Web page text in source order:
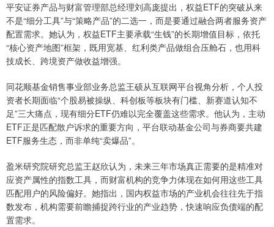
平安证券产品与财富管理部总经理刘高庞提出，权益ETF的突破从来
不是“细分工具”与“策略产品”的二选一，而是要通过融合两者服务资产
配置需求。她认为，权益ETF主要承载“生钱”的长期增值目标，依托
“核心资产地图”框架，既用宽基、红利类产品做组合压舱石，也用科
技成长、跨境资产做收益增强。
同花顺基金销售事业部业务总监王硕从互联网平台视角分析，个人投
资者长期面临“个股易被操纵、科创板等板块有门槛、新赛道认知不
足”三大痛点，现有细分ETF仍难以完全覆盖这些需求。他认为，主动
ETF正是匹配散户诉求的重要方向，平台联动基金公司与券商要共建
ETF服务生态，而非单纯“卖爆品”。
盈米研究院研究总监王赵欣认为，未来三年市场真正需要的是精准对
应资产属性的指数工具，而财富机构的竞争力体现在如何用这些工具
匹配用户的风险偏好。她指出，国内权益市场的产业机会往往先于指
数发布，机构需要前瞻捕捉跨行业的产业趋势，快速响应负债端的配
置需求。